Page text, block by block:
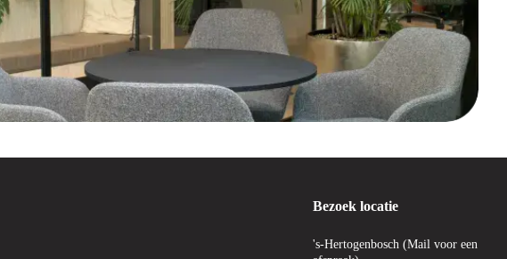
Bezoek locatie
's-Hertogenbosch (Mail voor een